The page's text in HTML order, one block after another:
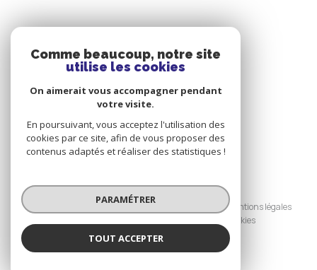
Nous suivre
© 2026 | Tous droits réservés
Nos honoraires
Nos partenaires
Mentions légales
Cookies
Comme beaucoup, notre site
utilise les cookies
On aimerait vous accompagner pendant
votre visite.
En poursuivant, vous acceptez l'utilisation des
cookies par ce site, afin de vous proposer des
contenus adaptés et réaliser des statistiques !
PARAMÉTRER
TOUT ACCEPTER